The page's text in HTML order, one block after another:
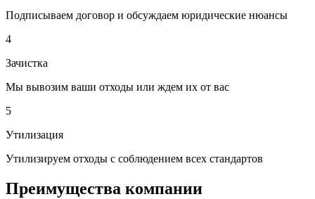
Подписываем договор и обсуждаем юридические нюансы
4
Зачистка
Мы вывозим ваши отходы или ждем их от вас
5
Утилизация
Утилизируем отходы с соблюдением всех стандартов
Преимущества компании